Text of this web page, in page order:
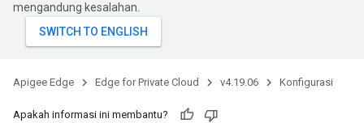
mengandung kesalahan.
Apigee Edge Edge for Private Cloud v4.19.06 Konfigurasi
Apakah informasi ini membantu?